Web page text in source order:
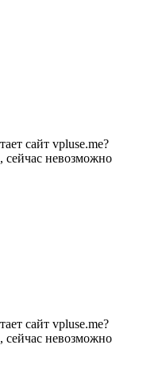
сайт vpluse.me?
сейчас невозможно
сайт vpluse.me?
сейчас невозможно